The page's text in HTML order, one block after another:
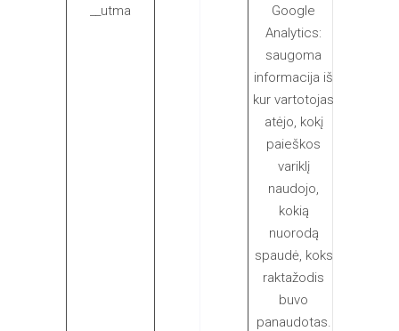
__utma
Google
Analytics:
saugoma
informacija iš
kur vartotojas
atėjo, kokį
paieškos
variklį
naudojo,
kokią
nuorodą
spaudė, koks
raktažodis
buvo
panaudotas.